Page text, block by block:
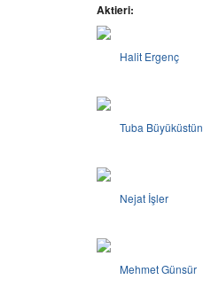
Aktieri:
Halit Ergenç
Tuba Büyüküstün
Nejat İşler
Mehmet Günsür